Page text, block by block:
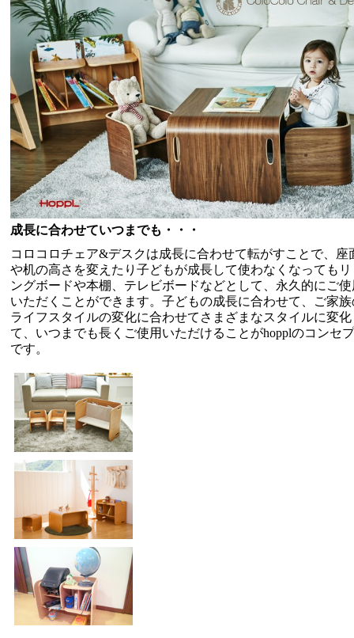
成長に合わせていつまでも・・・
コロコロチェア&デスクは成長に合わせて転がすことで、座
や机の高さを変えたり子どもが成長して使わなくなってもリ
ングボードや本棚、テレビボードなどとして、永久的にご使
いただくことができます。子どもの成長に合わせて、ご家族
ライフスタイルの変化に合わせてさまざまなスタイルに変化
て、いつまでも長くご使用いただけることがhopplのコンセ
です。